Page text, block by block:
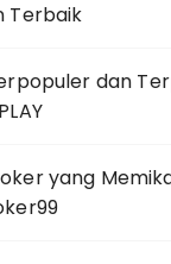
Terbaik
dan
yang